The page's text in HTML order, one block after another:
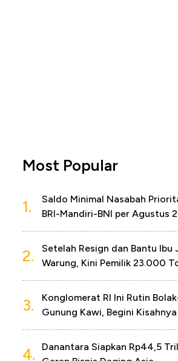
Most Popular
1.
Saldo Minimal Nasabah
BRI-Mandiri-BNI per Agustus
2.
Setelah Resign dan Bantu Ibu
Warung, Kini Pemilik 23.000
3.
Konglomerat RI Ini Rutin
Gunung Kawi, Begini Kisahnya
4.
Danantara Siapkan Rp44,5